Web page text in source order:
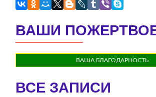
ВАШИ
ВАША БЛАГОДАРНОСТЬ
ВСЕ ЗАПИСИ